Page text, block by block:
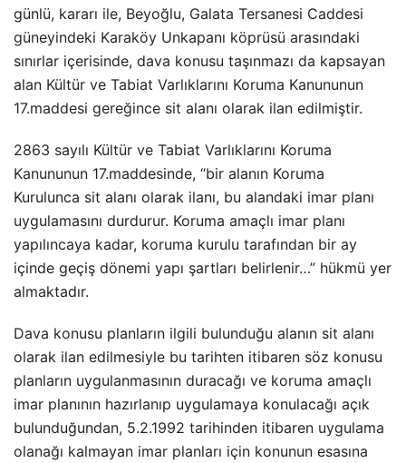
günlü, kararı ile, Beyoğlu, Galata Tersanesi Caddesi
güneyindeki Karaköy Unkapanı köprüsü arasındaki
sınırlar içerisinde, dava konusu taşınmazı da kapsayan
alan Kültür ve Tabiat Varlıklarını Koruma Kanununun
17.maddesi gereğince sit alanı olarak ilan edilmiştir.
2863 sayılı Kültür ve Tabiat Varlıklarını Koruma
Kanununun 17.maddesinde, “bir alanın Koruma
Kurulunca sit alanı olarak ilanı, bu alandaki imar planı
uygulamasını durdurur. Koruma amaçlı imar planı
yapılıncaya kadar, koruma kurulu tarafından bir ay
içinde geçiş dönemi yapı şartları belirlenir…” hükmü yer
almaktadır.
Dava konusu planların ilgili bulunduğu alanın sit alanı
olarak ilan edilmesiyle bu tarihten itibaren söz konusu
planların uygulanmasının duracağı ve koruma amaçlı
imar planının hazırlanıp uygulamaya konulacağı açık
bulunduğundan, 5.2.1992 tarihinden itibaren uygulama
olanağı kalmayan imar planları için konunun esasına